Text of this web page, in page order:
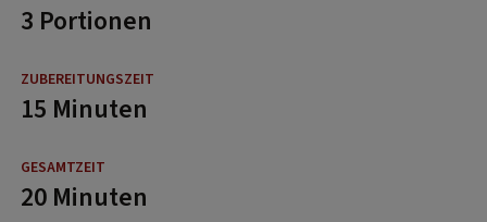
3 Portionen
15 Minuten
20 Minuten